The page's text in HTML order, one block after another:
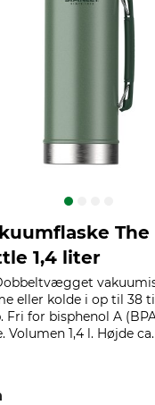
1,4 liter
eller kolde i op til 38
Fri for bisphenol A
Volumen 1,4 l. Højde